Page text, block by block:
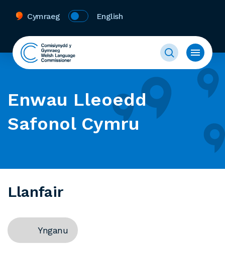
Cymraeg English
Enwau Lleoedd
Safonol Cymru
Llanfair
Ynganu